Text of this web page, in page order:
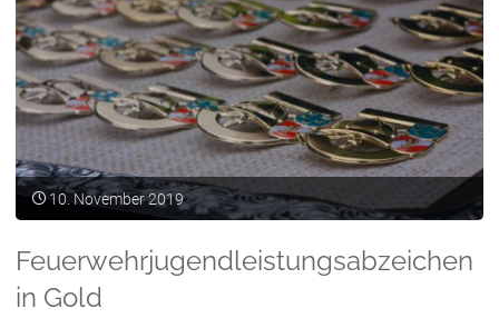
10. November 2019
Feuerwehrjugendleistungsabzeichen
in Gold